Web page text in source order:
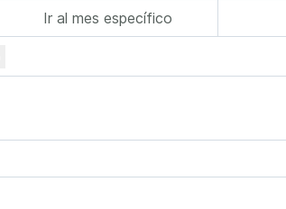
Ir al mes específico